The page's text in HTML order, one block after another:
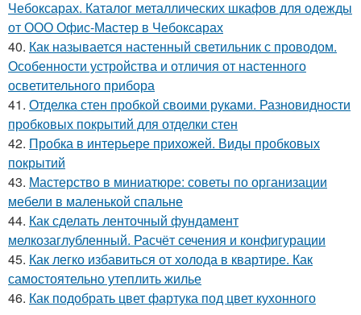
Чебоксарах. Каталог металлических шкафов для одежды
от ООО Офис-Мастер в Чебоксарах
40. Как называется настенный светильник с проводом.
Особенности устройства и отличия от настенного
осветительного прибора
41. Отделка стен пробкой своими руками. Разновидности
пробковых покрытий для отделки стен
42. Пробка в интерьере прихожей. Виды пробковых
покрытий
43. Мастерство в миниатюре: советы по организации
мебели в маленькой спальне
44. Как сделать ленточный фундамент
мелкозаглубленный. Расчёт сечения и конфигурации
45. Как легко избавиться от холода в квартире. Как
самостоятельно утеплить жилье
46. Как подобрать цвет фартука под цвет кухонного